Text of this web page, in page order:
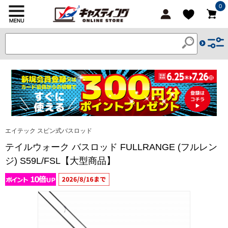
0
エイテック スピン式バスロッド
テイルウォーク バスロッド FULLRANGE (フルレン
ジ) S59L/FSL【大型商品】